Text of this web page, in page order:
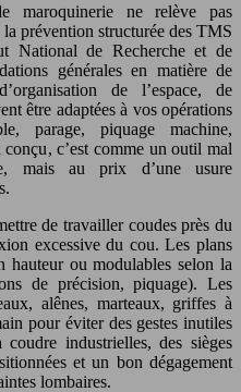
maroquinerie ne relève pas
prévention structurée des TMS
National de Recherche et de
générales en matière de
de l’espace, de
être adaptées à vos opérations
parage, piquage machine,
c’est comme un outil mal
mais au prix d’une usure
de travailler coudes près du
excessive du cou. Les plans
hauteur ou modulables selon la
de précision, piquage). Les
alênes, marteaux, griffes à
pour éviter des gestes inutiles
industrielles, des sièges
et un bon dégagement
lombaires.